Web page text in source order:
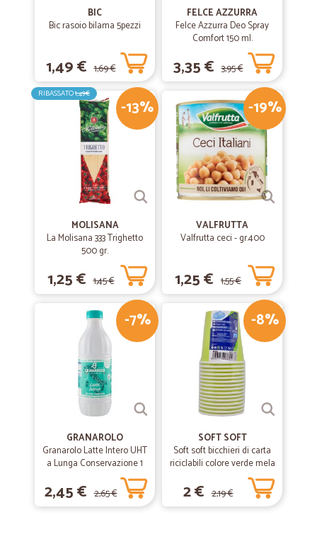
BIC
Bic rasoio bilama 5pezzi
1,49 € 1,69 €
FELCE AZZURRA
Felce Azzurra Deo Spray
Comfort 150 ml.
3,35 € 3,95 €
-13%
RIBASSATO1,49€
MOLISANA
La Molisana 333 Trighetto
500 gr.
1,25 € 1,45 €
-19%
VALFRUTTA
Valfrutta ceci - gr.400
1,25 € 1,55 €
-7%
GRANAROLO
Granarolo Latte Intero UHT
a Lunga Conservazione 1
2,45 € 2,65 €
-8%
SOFT SOFT
Soft soft bicchieri di carta
riciclabili colore verde mela
2 € 2,19 €